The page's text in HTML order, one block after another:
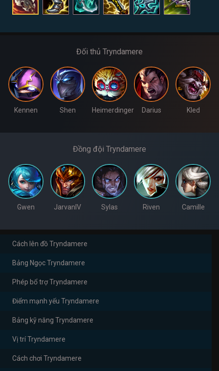
Đối thủ Tryndamere
Kennen Shen Heimerdinger Darius Kled
Đồng đội Tryndamere
Gwen JarvanIV Sylas Riven Camille
Cách lên đồ Tryndamere
Bảng Ngọc Tryndamere
Phép bổ trợ Tryndamere
Điểm mạnh yếu Tryndamere
Bảng kỹ năng Tryndamere
Vị trí Tryndamere
Cách chơi Tryndamere